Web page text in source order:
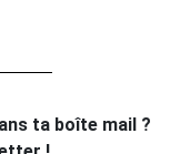
ta boîte mail ?